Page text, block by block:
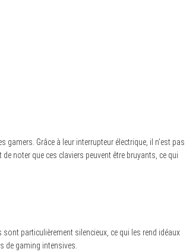
Grâce à leur interrupteur électrique, il n’est pas
noter que ces claviers peuvent être bruyants, ce qui
sont particulièrement silencieux, ce qui les rend idéaux
de gaming intensives.